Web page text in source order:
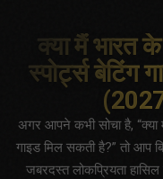
क्या मैं भारत
स्पोर्ट्स बेटिंग
अगर आपने कभी सोचा है,
गाइड मिल सकती है?” तो आप
जबरदस्त लोकप्रियता